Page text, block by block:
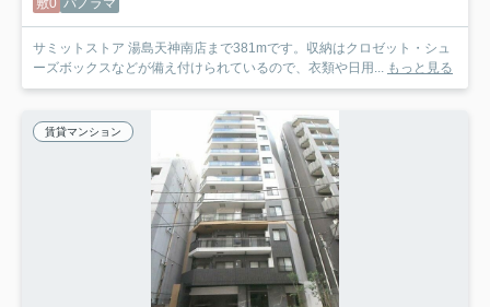
敷0 パノラマ
サミットストア 湯島天神南店まで381mです。収納はクロゼット・シュ
ーズボックスなどが備え付けられているので、衣類や日用... もっと見る
賃貸マンション